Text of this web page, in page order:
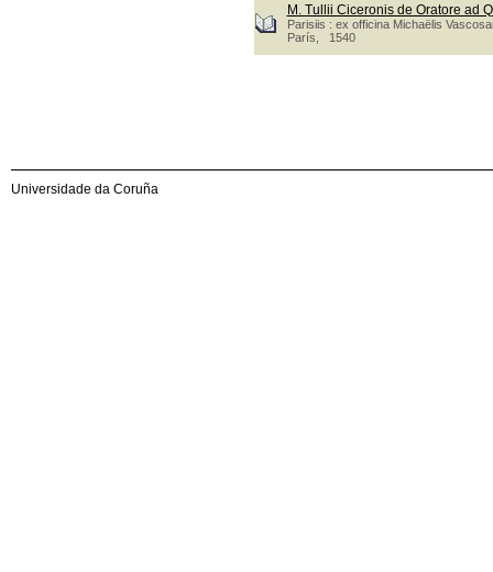
M. Tullii Ciceronis de Oratore ad
Parisiis : ex officina Michaëlis
París, 1540
Universidade da Coruña